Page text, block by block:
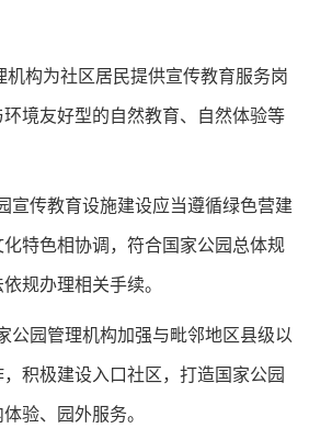
机构为社区居民提供宣传教育服务岗
境友好型的自然教育、自然体验等
宣传教育设施建设应当遵循绿色营建
特色相协调，符合国家公园总体规
规办理相关手续。
公园管理机构加强与毗邻地区县级以
积极建设入口社区，打造国家公园
验、园外服务。